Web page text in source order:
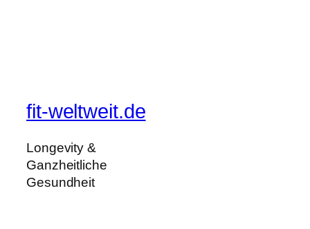
fit-weltweit.de
Longevity &
Ganzheitliche
Gesundheit